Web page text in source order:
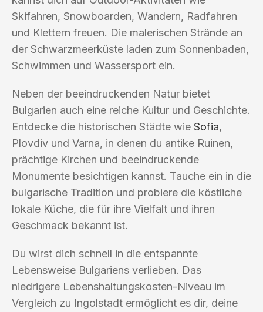
Skifahren, Snowboarden, Wandern, Radfahren
und Klettern freuen. Die malerischen Strände an
der Schwarzmeerküste laden zum Sonnenbaden,
Schwimmen und Wassersport ein.
Neben der beeindruckenden Natur bietet
Bulgarien auch eine reiche Kultur und Geschichte.
Entdecke die historischen Städte wie Sofia,
Plovdiv und Varna, in denen du antike Ruinen,
prächtige Kirchen und beeindruckende
Monumente besichtigen kannst. Tauche ein in die
bulgarische Tradition und probiere die köstliche
lokale Küche, die für ihre Vielfalt und ihren
Geschmack bekannt ist.
Du wirst dich schnell in die entspannte
Lebensweise Bulgariens verlieben. Das
niedrigere Lebenshaltungskosten-Niveau im
Vergleich zu Ingolstadt ermöglicht es dir, deine